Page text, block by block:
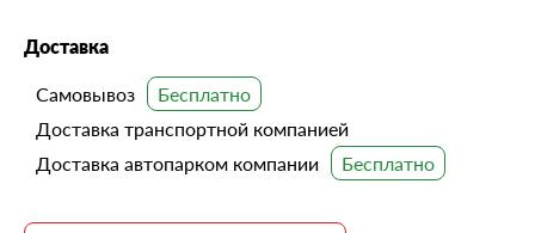
Доставка
Самовывоз
Доставка транспортной компанией
Доставка автопарком компании